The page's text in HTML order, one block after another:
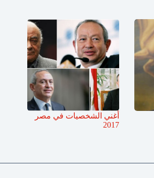
أغني الشخصيات في مصر
2017